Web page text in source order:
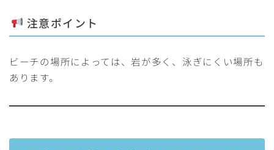
注意ポイント
ビーチの場所によっては、岩が多く、泳ぎにくい場所も
あります。